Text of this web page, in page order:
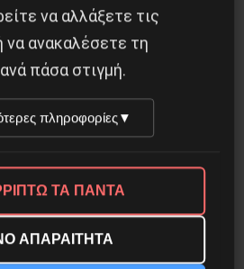
Άρθρα
να αλλάξετε τις
να ανακαλέσετε τη
πάσα στιγμή.
πληροφορίες▼
ΤΑ ΠΑΝΤΑ
ΑΠΑΡΑΙΤΗΤΑ